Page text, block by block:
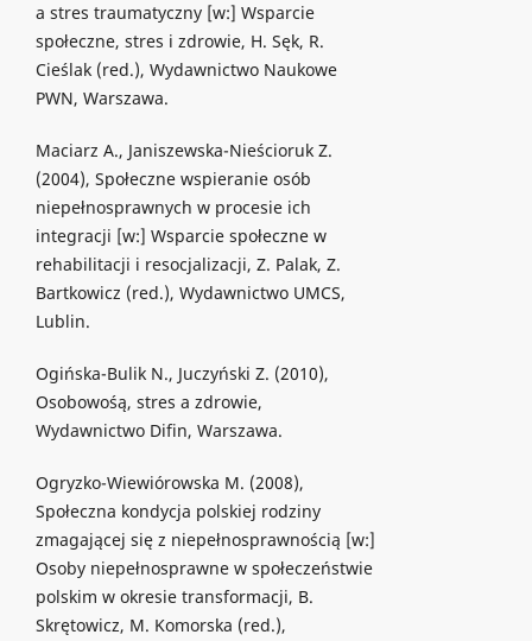
a stres traumatyczny [w:] Wsparcie
społeczne, stres i zdrowie, H. Sęk, R.
Cieślak (red.), Wydawnictwo Naukowe
PWN, Warszawa.
Maciarz A., Janiszewska-Nieścioruk Z.
(2004), Społeczne wspieranie osób
niepełnosprawnych w procesie ich
integracji [w:] Wsparcie społeczne w
rehabilitacji i resocjalizacji, Z. Palak, Z.
Bartkowicz (red.), Wydawnictwo UMCS,
Lublin.
Ogińska-Bulik N., Juczyński Z. (2010),
Osobowośą, stres a zdrowie,
Wydawnictwo Difin, Warszawa.
Ogryzko-Wiewiórowska M. (2008),
Społeczna kondycja polskiej rodziny
zmagającej się z niepełnosprawnością [w:]
Osoby niepełnosprawne w społeczeństwie
polskim w okresie transformacji, B.
Skrętowicz, M. Komorska (red.),